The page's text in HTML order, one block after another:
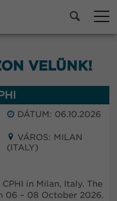
VELÜNK!
DÁTUM: 06.10.2026
VÁROS: MILAN
(ITALY)
in Milan, Italy. The
06 – 08 October 2026.